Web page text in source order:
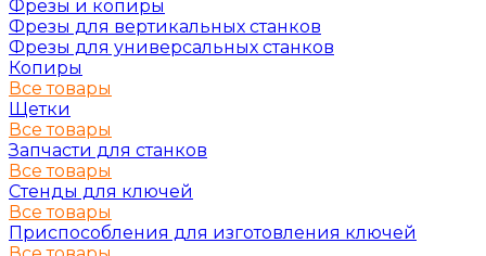
Фрезы и копиры
Фрезы для вертикальных станков
Фрезы для универсальных станков
Копиры
Все товары
Щетки
Все товары
Запчасти для станков
Все товары
Стенды для ключей
Все товары
Приспособления для изготовления ключей